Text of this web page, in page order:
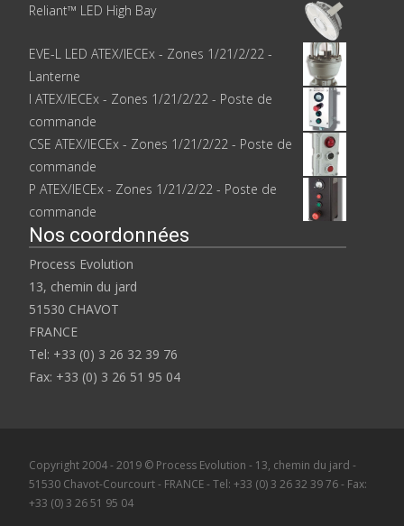
Reliant™ LED High Bay
EVE-L LED ATEX/IECEx - Zones 1/21/2/22 -
Lanterne
I ATEX/IECEx - Zones 1/21/2/22 - Poste de
commande
CSE ATEX/IECEx - Zones 1/21/2/22 - Poste de
commande
P ATEX/IECEx - Zones 1/21/2/22 - Poste de
commande
Nos coordonnées
Process Evolution
13, chemin du jard
51530 CHAVOT
FRANCE
Tel: +33 (0) 3 26 32 39 76
Fax: +33 (0) 3 26 51 95 04
Copyright 2004 - 2019 © Process Evolution - 13, chemin du jard -
51530 Chavot-Courcourt - FRANCE - Tel: +33 (0) 3 26 32 39 76 - Fax:
+33 (0) 3 26 51 95 04